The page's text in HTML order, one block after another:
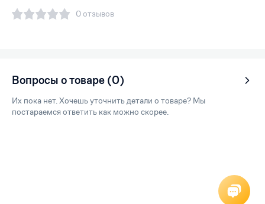
0 отзывов
Вопросы о товаре (0)
Их пока нет. Хочешь уточнить детали о товаре? Мы
постараемся ответить как можно скорее.